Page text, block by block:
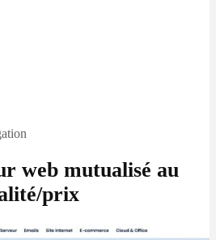
web mutualisé au
prix